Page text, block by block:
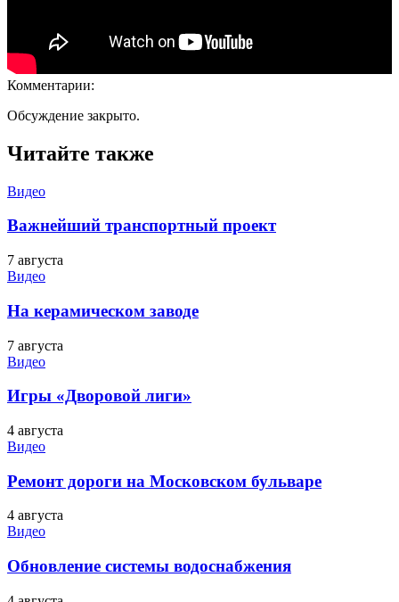
Комментарии:
Обсуждение закрыто.
Читайте также
Видео
Важнейший транспортный проект
7 августа
Видео
На керамическом заводе
7 августа
Видео
Игры «Дворовой лиги»
4 августа
Видео
Ремонт дороги на Московском бульваре
4 августа
Видео
Обновление системы водоснабжения